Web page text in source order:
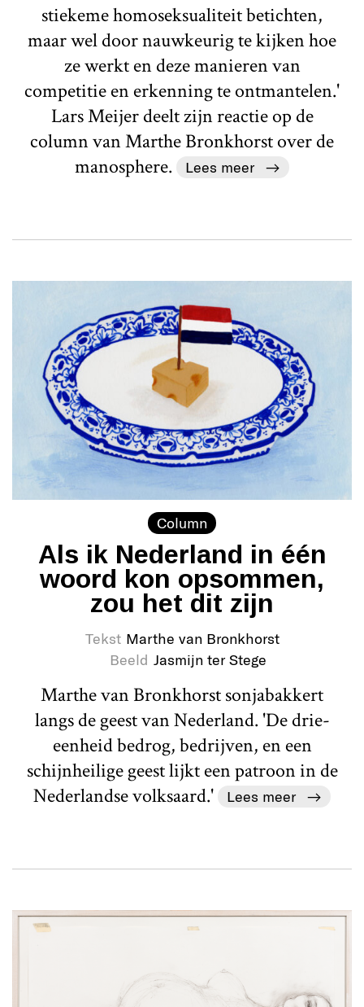
stiekeme homoseksualiteit betichten,
maar wel door nauwkeurig te kijken hoe
ze werkt en deze manieren van
competitie en erkenning te ontmantelen.'
Lars Meijer deelt zijn reactie op de
column van Marthe Bronkhorst over de
manosphere.
Lees meer
Column
Als ik Nederland in één
woord kon opsommen,
zou het dit zijn
Tekst Marthe van Bronkhorst
Beeld Jasmijn ter Stege
Marthe van Bronkhorst sonjabakkert
langs de geest van Nederland. 'De drie-
eenheid bedrog, bedrijven, en een
schijnheilige geest lijkt een patroon in de
Nederlandse volksaard.'
Lees meer